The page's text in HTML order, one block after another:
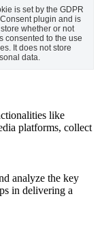
is set by the GDPR
plugin and is
whether or not
consented to the use
It does not store
data.
like
platforms, collect
analyze the key
in delivering a